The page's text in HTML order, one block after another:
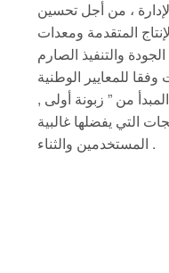
، من أجل تحسين
المتقدمة ومعدات
والتنفيذ الصارم
للمعايير الوطنية
من ” زبونة أولى ,
التي يفضلها غالبية
المستخدمين والثناء .